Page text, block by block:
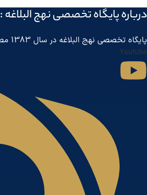
درباره پايگاه تخصصی نهج البلاغه :
پايگاه تخصصی نهج البلاغه در سال 1383 مصادف با عید سعید غدیر خم توسط مرکز جهانی اطلاع رسانی آل البیت
Youtube